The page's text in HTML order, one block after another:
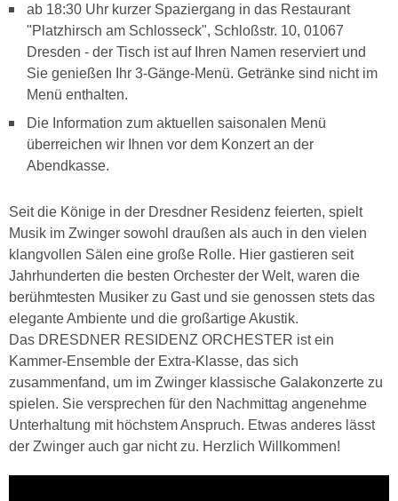
ab 18:30 Uhr kurzer Spaziergang in das Restaurant
"Platzhirsch am Schlosseck", Schloßstr. 10, 01067
Dresden - der Tisch ist auf Ihren Namen reserviert und
Sie genießen Ihr 3-Gänge-Menü. Getränke sind nicht im
Menü enthalten.
Die Information zum aktuellen saisonalen Menü
überreichen wir Ihnen vor dem Konzert an der
Abendkasse.
Seit die Könige in der Dresdner Residenz feierten, spielt
Musik im Zwinger sowohl draußen als auch in den vielen
klangvollen Sälen eine große Rolle. Hier gastieren seit
Jahrhunderten die besten Orchester der Welt, waren die
berühmtesten Musiker zu Gast und sie genossen stets das
elegante Ambiente und die großartige Akustik.
Das DRESDNER RESIDENZ ORCHESTER ist ein
Kammer-Ensemble der Extra-Klasse, das sich
zusammenfand, um im Zwinger klassische Galakonzerte zu
spielen. Sie versprechen für den Nachmittag angenehme
Unterhaltung mit höchstem Anspruch. Etwas anderes lässt
der Zwinger auch gar nicht zu. Herzlich Willkommen!